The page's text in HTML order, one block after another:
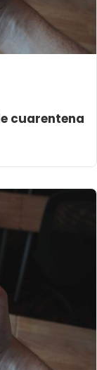
cuarentena